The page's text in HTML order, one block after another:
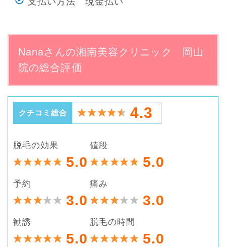
Nanaさんの湘南美容クリニック 岡山
院の総合評価
クチコミ総合 4.3
脱毛の効果
5.0
値段
5.0
予約
3.0
痛み
3.0
勧誘
5.0
脱毛の時間
5.0